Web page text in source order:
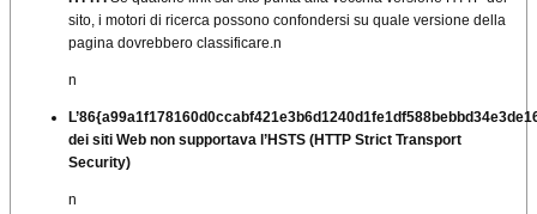
sito, i motori di ricerca possono confondersi su quale versione della
pagina dovrebbero classificare. n
n
dei siti Web non supportava l’HSTS (HTTP Strict Transport
Security)
n